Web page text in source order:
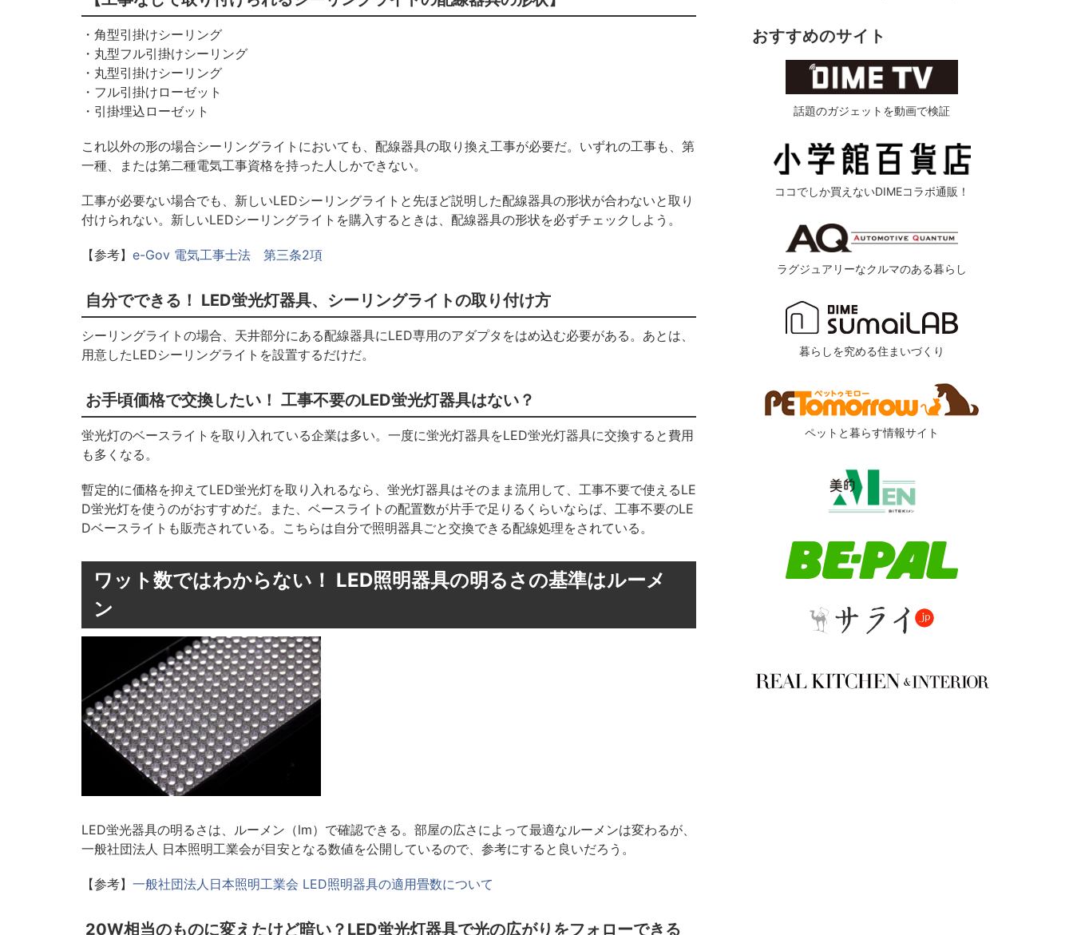
・角型引掛けシーリング
・丸型フル引掛けシーリング
・丸型引掛けシーリング
・フル引掛けローゼット
・引掛埋込ローゼット
これ以外の形の場合シーリングライトにおいても、配線器具の取り換え工事が必要だ。いずれの工事も、第
一種、または第二種電気工事資格を持った人しかできない。
工事が必要ない場合でも、新しいLEDシーリングライトと先ほど説明した配線器具の形状が合わないと取り
付けられない。新しいLEDシーリングライトを購入するときは、配線器具の形状を必ずチェックしよう。
【参考】 e-Gov 電気工事士法 第三条2項
自分でできる！ LED蛍光灯器具、シーリングライトの取り付け方
シーリングライトの場合、天井部分にある配線器具にLED専用のアダプタをはめ込む必要がある。あとは、
用意したLEDシーリングライトを設置するだけだ。
お手頃価格で交換したい！ 工事不要のLED蛍光灯器具はない？
蛍光灯のベースライトを取り入れている企業は多い。一度に蛍光灯器具をLED蛍光灯器具に交換すると費用
も多くなる。
暫定的に価格を抑えてLED蛍光灯を取り入れるなら、蛍光灯器具はそのまま流用して、工事不要で使えるLE
D蛍光灯を使うのがおすすめだ。また、ベースライトの配置数が片手で足りるくらいならば、工事不要のLE
Dベースライトも販売されている。こちらは自分で照明器具ごと交換できる配線処理をされている。
ワット数ではわからない！ LED照明器具の明るさの基準はルーメ
ン
LED蛍光器具の明るさは、ルーメン（lm）で確認できる。部屋の広さによって最適なルーメンは変わるが、
一般社団法人 日本照明工業会が目安となる数値を公開しているので、参考にすると良いだろう。
【参考】 一般社団法人日本照明工業会 LED照明器具の適用畳数について
20W相当のものに変えたけど暗い？LED蛍光灯器具で光の広がりをフォローできる
おすすめのサイト
話題のガジェットを動画で検証
ココでしか買えないDIMEコラボ通販！
ラグジュアリーなクルマのある暮らし
暮らしを究める住まいづくり
ペットと暮らす情報サイト